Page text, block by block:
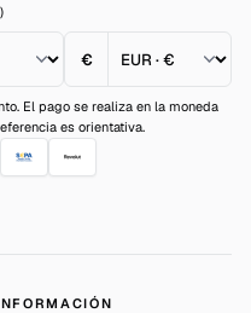
€
El pago se realiza en la moneda
es orientativa.